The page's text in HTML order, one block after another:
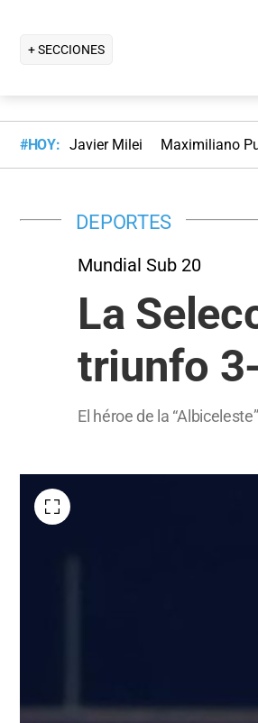
+ SECCIONES
#HOY: Javier Milei Maximiliano
DEPORTES
Mundial Sub 20
La
triunfo
El héroe de la